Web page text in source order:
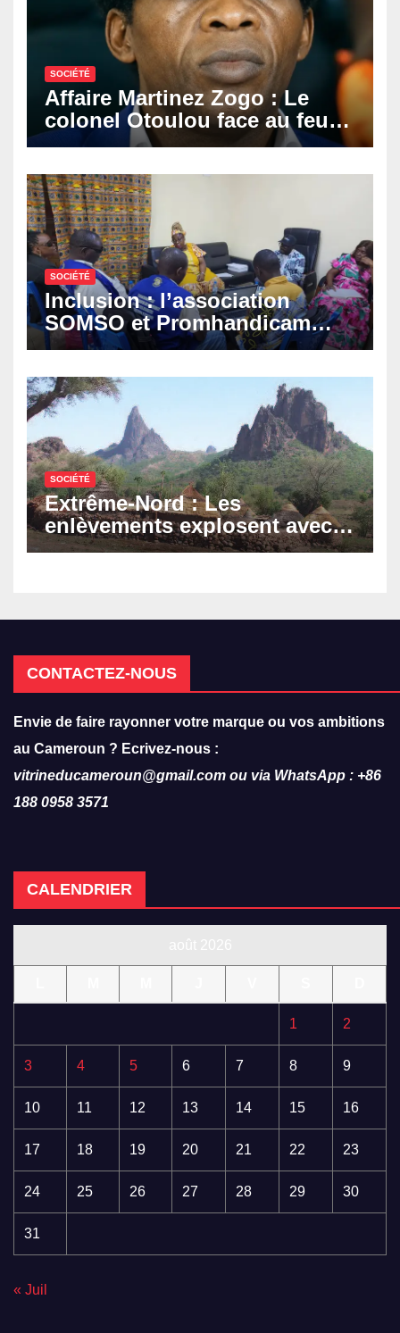
SOCIÉTÉ
Affaire Martinez Zogo : Le
colonel Otoulou face au feu
croisé des avocats de la
SOCIÉTÉ
Inclusion : l’association
SOMSO et Promhandicam
militent en faveur d’une
hôtellerie-restauration
SOCIÉTÉ
Extrême-Nord : Les
enlèvements explosent avec
308 victimes en trois mois
CONTACTEZ-NOUS
Envie de faire rayonner votre marque ou vos ambitions
au Cameroun ? Ecrivez-nous :
vitrineducameroun@gmail.com ou via WhatsApp : +86
188 0958 3571
CALENDRIER
1 2
3 4 5 6 7 8 9
10 11 12 13 14 15 16
17 18 19 20 21 22 23
24 25 26 27 28 29 30
31
« Juil